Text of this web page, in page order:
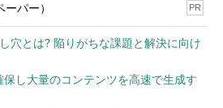
パー） PR
穴とは? 陥りがちな課題と解決に向け
し大量のコンテンツを高速で生成す